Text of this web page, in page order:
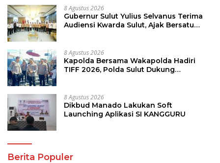
8 Agustus 2026
Gubernur Sulut Yulius Selvanus Terima
Audiensi Kwarda Sulut, Ajak Bersatu
8 Agustus 2026
Kapolda Bersama Wakapolda Hadiri
TIFF 2026, Polda Sulut Dukung
8 Agustus 2026
Dikbud Manado Lakukan Soft
Launching Aplikasi SI KANGGURU
Berita Populer